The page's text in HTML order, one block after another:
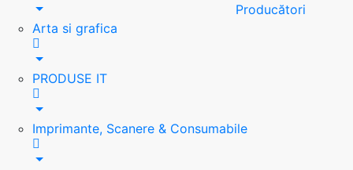
Arta si grafica
PRODUSE IT
Imprimante, Scanere & Consumabile
Producători